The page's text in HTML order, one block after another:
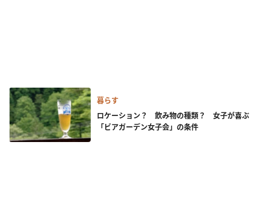
暮らす
ロケーション？ 飲み物の種類？ 女子が喜ぶ
「ビアガーデン女子会」の条件